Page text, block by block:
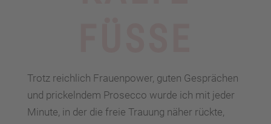
Trotz reichlich Frauenpower, guten Gesprächen
und prickelndem Prosecco wurde ich mit jeder
Minute, in der die freie Trauung näher rückte,